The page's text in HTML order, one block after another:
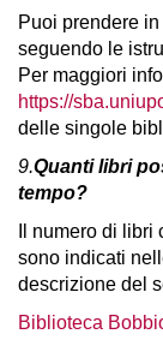
Puoi prendere
seguendo le
Per maggiori
https://
delle singole
9.Quanti libri
tempo?
Il numero di
sono indicati
descrizione del
Biblioteca